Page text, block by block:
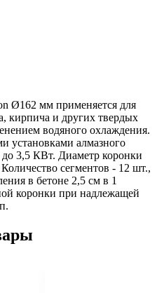
Ø162 мм применяется для
кирпича и других твердых
водяного охлаждения.
установками алмазного
3,5 КВт. Диаметр коронки
сегментов - 12 шт.,
в бетоне 2,5 см в 1
коронки при надлежащей